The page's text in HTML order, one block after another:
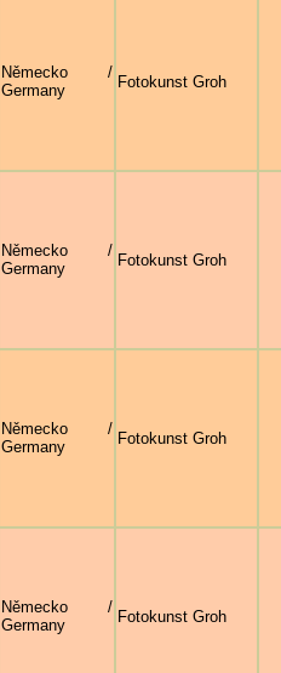
Německo /
Germany
Fotokunst Groh
Německo /
Germany
Fotokunst Groh
Německo /
Germany
Fotokunst Groh
Německo /
Germany
Fotokunst Groh